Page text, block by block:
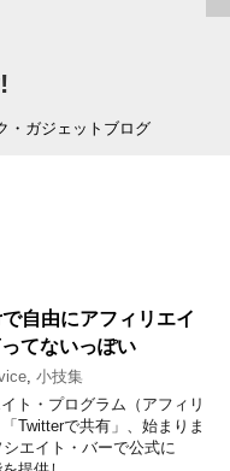
・ガジェットブログ
自由にアフィリエイ
てないっぽい
, 小技集
ト・プログラム（アフィリ
Twitterで共有」、始まりま
エイト・バーで公式に